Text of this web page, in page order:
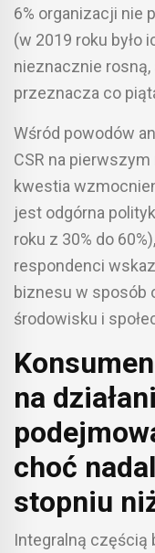
6% organizacji nie
(w 2019 roku było
nieznacznie
przeznacza co
Wśród powodów
CSR na
kwestia
jest odgórna
roku z 30% do
respondenci
biznesu w sposób
środowisku i
na
choć
stopniu
Integralną częścią